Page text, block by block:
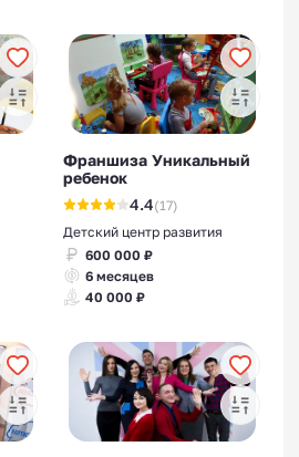
Франшиза Уникальный
ребенок
4.4(17)
Детский центр развития
600 000 ₽
6 месяцев
40 000 ₽